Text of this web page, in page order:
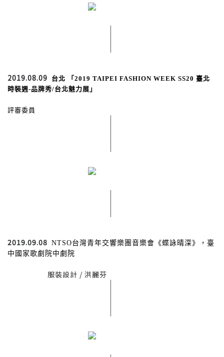
2019.08.09
台北 「2019 TAIPEI FASHION WEEK SS20 臺北
時裝週-品牌秀/台北魅力展」
評審委員
2019.09.08 NTSO台灣青年交響樂團音樂會《蝶詠晴深》，臺
中國家歌劇院中劇院
服裝設計 / 洪麗芬